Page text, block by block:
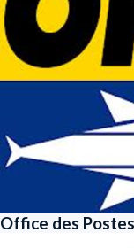
Office des